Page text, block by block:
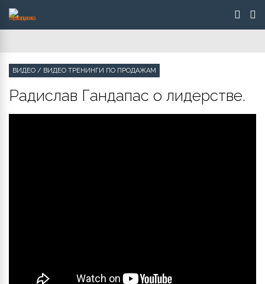
ВИДЕО / ВИДЕО ТРЕНИНГИ ПО ПРОДАЖАМ
Радислав Гандапас о лидерстве.